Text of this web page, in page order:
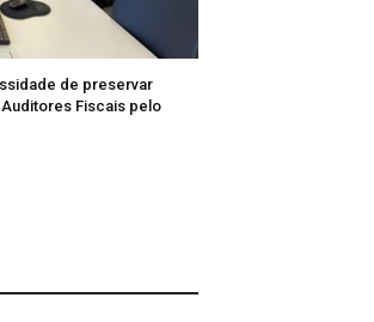
de preservar
Fiscais pelo